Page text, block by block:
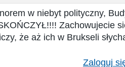
w niebyt polityczny,
Zachowujecie
że aż ich w Brukseli
Zaloguj